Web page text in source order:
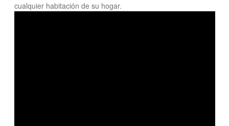
cualquier habitación de su hogar.